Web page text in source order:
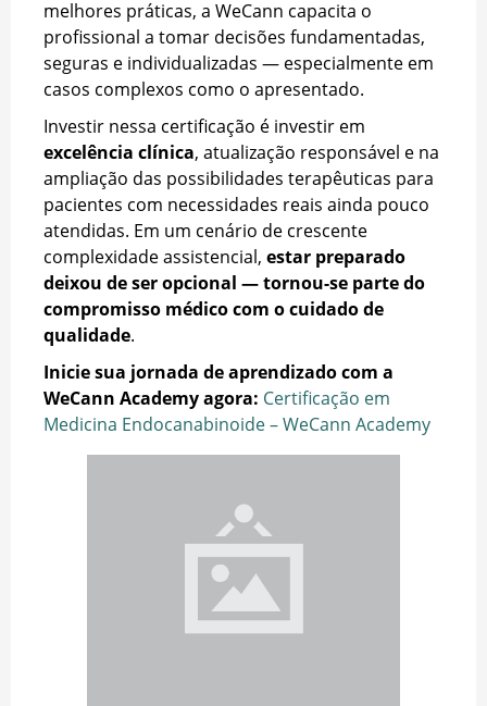
melhores práticas, a WeCann capacita o
profissional a tomar decisões fundamentadas,
seguras e individualizadas — especialmente em
casos complexos como o apresentado.
Investir nessa certificação é investir em
excelência clínica, atualização responsável e na
ampliação das possibilidades terapêuticas para
pacientes com necessidades reais ainda pouco
atendidas. Em um cenário de crescente
complexidade assistencial, estar preparado
deixou de ser opcional — tornou-se parte do
compromisso médico com o cuidado de
qualidade.
Inicie sua jornada de aprendizado com a
WeCann Academy agora: Certificação em
Medicina Endocanabinoide – WeCann Academy